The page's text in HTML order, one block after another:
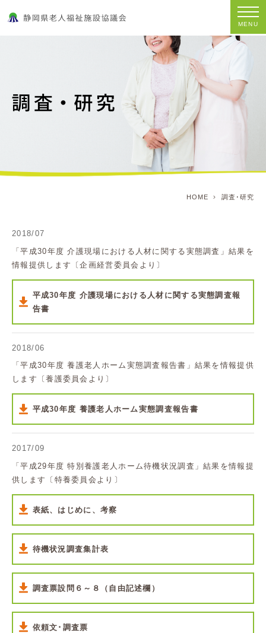
MENU
HOME 調査･研究
2018/07
「平成30年度 介護現場における人材に関する実態調査」結果を
情報提供します〔企画経営委員会より〕
平成30年度 介護現場における人材に関する実態調査報
告書
2018/06
「平成30年度 養護老人ホーム実態調査報告書」結果を情報提供
します〔養護委員会より〕
平成30年度 養護老人ホーム実態調査報告書
2017/09
「平成29年度 特別養護老人ホーム待機状況調査」結果を情報提
供します〔特養委員会より〕
表紙、はじめに、考察
待機状況調査集計表
調査票設問６～８（自由記述欄）
依頼文･調査票